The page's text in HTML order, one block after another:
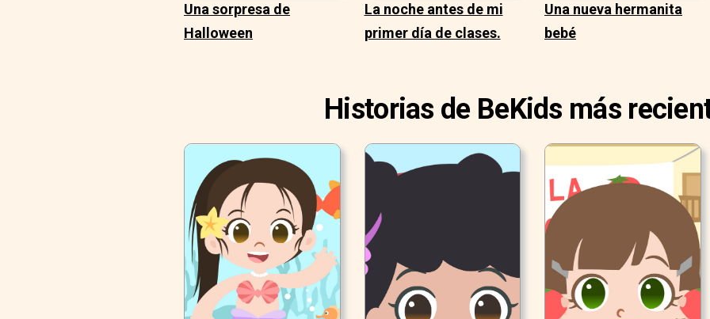
Una sorpresa de
Halloween
La noche antes de mi
primer día de clases.
Una nueva hermanita
bebé
Historias de BeKids más